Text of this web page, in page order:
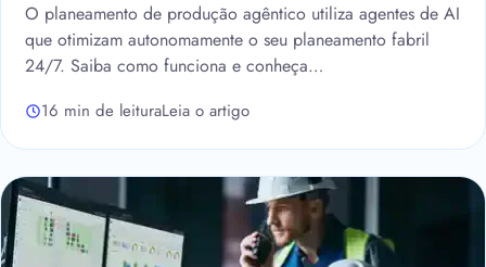
O planeamento de produção agêntico utiliza agentes de AI
que otimizam autonomamente o seu planeamento fabril
24/7. Saiba como funciona e conheça…
16 min de leituraLeia o artigo